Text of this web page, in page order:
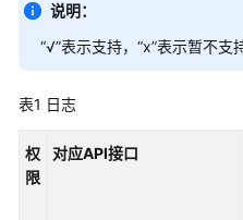
产
品
费
说
说明：
“√”表示支持，“x”表示暂不支
表1 日志
权
限
对应API接口